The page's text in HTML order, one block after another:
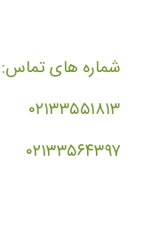
شماره های تماس:
۰۲۱۳۳۵۵۱۸۱۳
۰۲۱۳۳۵۶۴۳۹۷